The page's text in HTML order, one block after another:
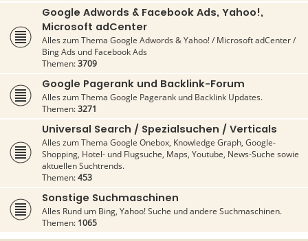
Google Adwords & Facebook Ads, Yahoo!,
Microsoft adCenter
Alles zum Thema Google Adwords & Yahoo! / Microsoft adCenter /
Bing Ads und Facebook Ads
Themen:3709
Google Pagerank und Backlink-Forum
Alles zum Thema Google Pagerank und Backlink Updates.
Themen:3271
Universal Search / Spezialsuchen / Verticals
Alles zum Thema Google Onebox, Knowledge Graph, Google-
Shopping, Hotel- und Flugsuche, Maps, Youtube, News-Suche sowie
aktuellen Suchtrends.
Themen:453
Sonstige Suchmaschinen
Alles Rund um Bing, Yahoo! Suche und andere Suchmaschinen.
Themen: 1065